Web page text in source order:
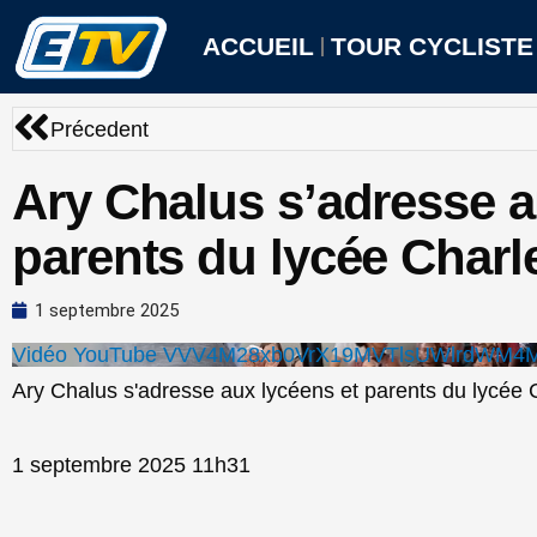
Aller
contenu
ACCUEIL TOUR CYCLISTE
Précédent
Précedent
Ary Chalus s’adresse
parents du lycée
1 septembre 2025
Vidéo YouTube
Ary Chalus s'adresse aux lycéens et parents du lycée
1 septembre 2025 11h31